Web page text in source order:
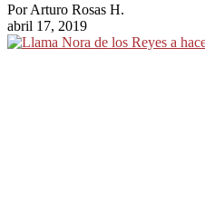
PorArturo Rosas H.
abril 17, 2019